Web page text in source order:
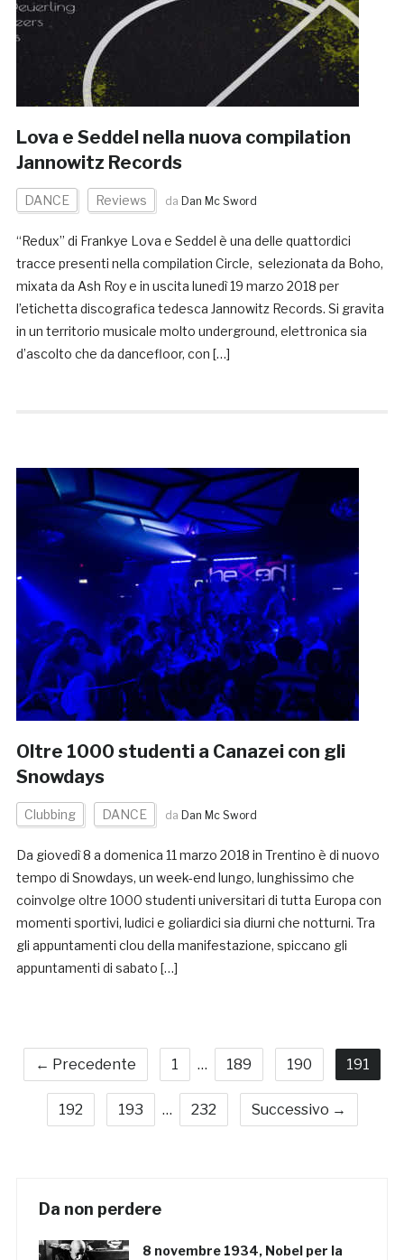
Lova e Seddel nella nuova compilation
Jannowitz Records
DANCE Reviews da Dan Mc Sword
“Redux” di Frankye Lova e Seddel è una delle quattordici
tracce presenti nella compilation Circle, selezionata da Boho,
mixata da Ash Roy e in uscita lunedì 19 marzo 2018 per
l’etichetta discografica tedesca Jannowitz Records. Si gravita
in un territorio musicale molto underground, elettronica sia
d’ascolto che da dancefloor, con […]
Oltre 1000 studenti a Canazei con gli
Snowdays
Clubbing DANCE da Dan Mc Sword
Da giovedì 8 a domenica 11 marzo 2018 in Trentino è di nuovo
tempo di Snowdays, un week-end lungo, lunghissimo che
coinvolge oltre 1000 studenti universitari di tutta Europa con
momenti sportivi, ludici e goliardici sia diurni che notturni. Tra
gli appuntamenti clou della manifestazione, spiccano gli
appuntamenti di sabato […]
← Precedente 1 … 189 190 191
192 193 … 232 Successivo →
Da non perdere
8 novembre 1934, Nobel per la